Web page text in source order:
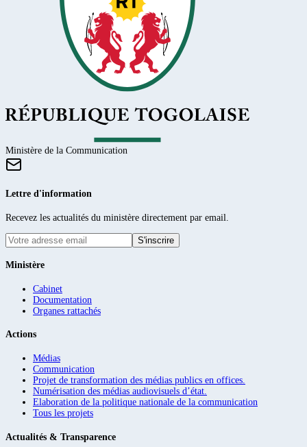
Ministère de la Communication
Lettre d'information
Recevez les actualités du ministère directement par email.
S'inscrire
Ministère
Cabinet
Documentation
Organes rattachés
Actions
Médias
Communication
Projet de transformation des médias publics en offices.
Numérisation des médias audiovisuels d’état.
Elaboration de la politique nationale de la communication
Tous les projets
Actualités & Transparence